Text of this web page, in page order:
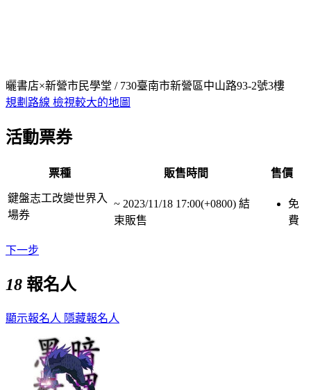
曬書店×新營市民學堂 / 730臺南市新營區中山路93-2號3樓
規劃路線 檢視較大的地圖
活動票券
票種 販售時間 售價
鍵盤志工改變世界入
場券
~ 2023/11/18 17:00(+0800) 結
束販售
免
費
下一步
18 報名人
顯示報名人 隱藏報名人